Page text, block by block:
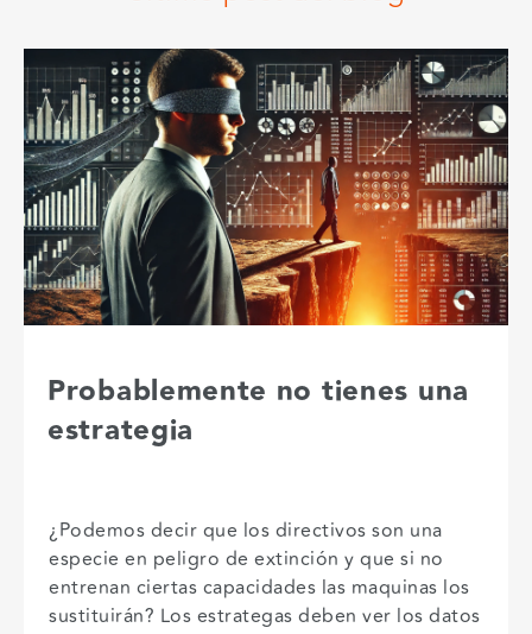
Jose Cobo
CEO at COBSA
www.ferreteriacobsa.es
Último post del blog
Probablemente no tienes una
estrategia